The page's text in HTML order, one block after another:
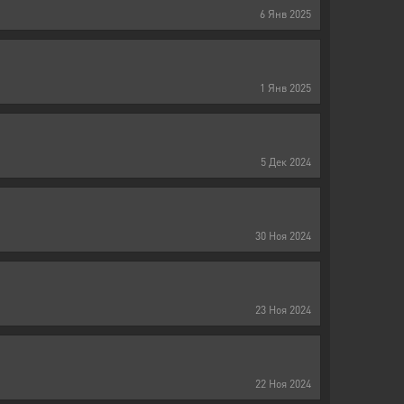
6 Янв 2025
1 Янв 2025
5 Дек 2024
30 Ноя 2024
23 Ноя 2024
22 Ноя 2024